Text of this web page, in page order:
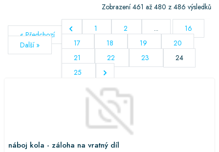
« Předchozí
Další »
Zobrazení461 až 480 z 486 výsledků
1 2 ...
16
17
18 19
20
21
22 23
24
25
náboj kola - záloha na vratný díl